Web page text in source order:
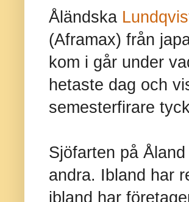
Åländska
(Aframax) från
kom i går under
hetaste dag och
semesterfirare
Sjöfarten på
andra. Ibland har
ibland har